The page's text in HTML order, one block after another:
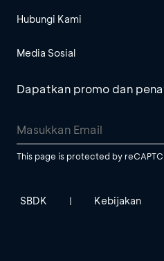
Hubungi Kami
Media Sosial
Dapatkan promo dan
This page is protected by
SBDK | Kebijakan